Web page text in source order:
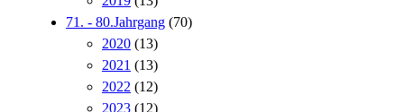
71. - 80.Jahrgang (70)
2020 (13)
2021 (13)
2022 (12)
2023 (12)